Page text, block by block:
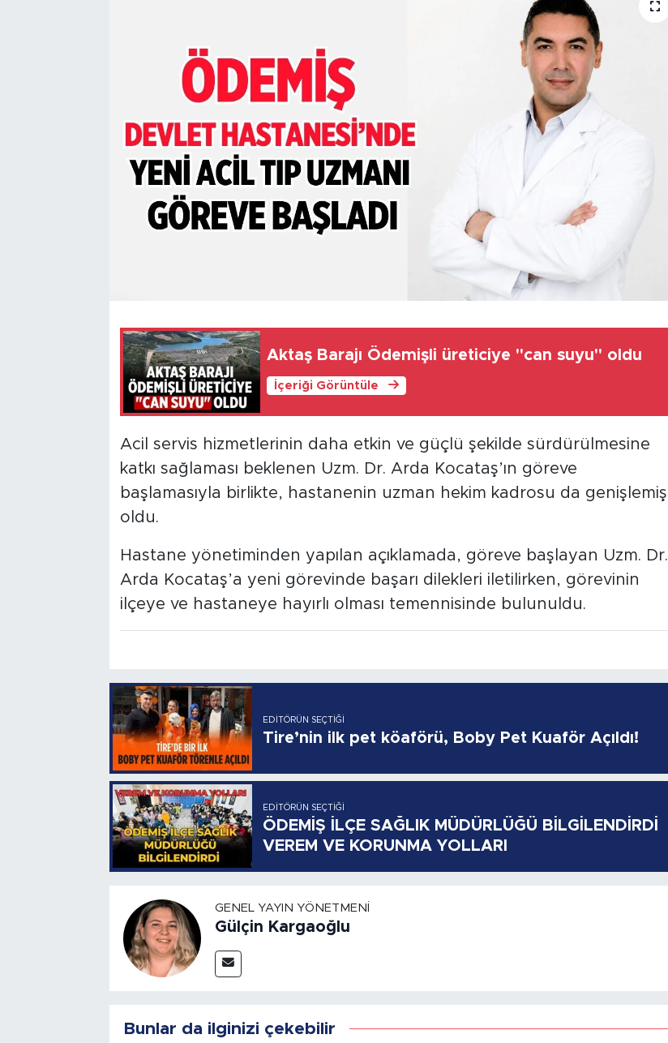
Aktaş Barajı Ödemişli üreticiye "can suyu" oldu
İçeriği Görüntüle
Acil servis hizmetlerinin daha etkin ve güçlü şekilde sürdürülmesine
katkı sağlaması beklenen Uzm. Dr. Arda Kocataş’ın göreve
başlamasıyla birlikte, hastanenin uzman hekim kadrosu da genişlemiş
oldu.
Hastane yönetiminden yapılan açıklamada, göreve başlayan Uzm. Dr.
Arda Kocataş’a yeni görevinde başarı dilekleri iletilirken, görevinin
ilçeye ve hastaneye hayırlı olması temennisinde bulunuldu.
EDITÖRÜN SEÇTIĞI
Tire’nin ilk pet köaförü, Boby Pet Kuaför Açıldı!
EDITÖRÜN SEÇTIĞI
ÖDEMİŞ İLÇE SAĞLIK MÜDÜRLÜĞÜ BİLGİLENDİRDİ
VEREM VE KORUNMA YOLLARI
GENEL YAYIN YÖNETMENI
Gülçin Kargaoğlu
Bunlar da ilginizi çekebilir